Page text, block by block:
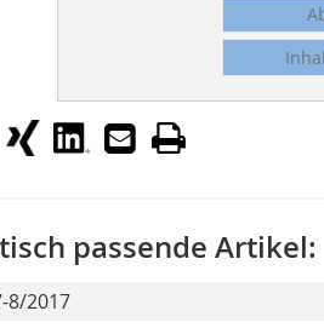
passende Artikel:
8/2017